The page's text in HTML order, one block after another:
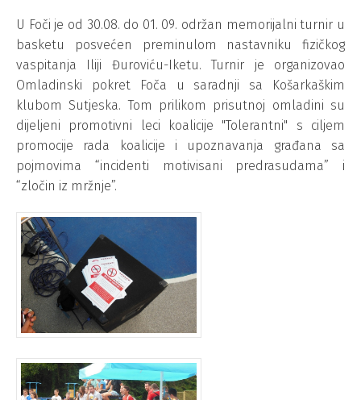
U Foči je od 30.08. do 01. 09. održan memorijalni turnir u
basketu posvećen preminulom nastavniku fizičkog
vaspitanja Iliji Đuroviću-Iketu. Turnir je organizovao
Omladinski pokret Foča u saradnji sa Košarkaškim
klubom Sutjeska. Tom prilikom prisutnoj omladini su
dijeljeni promotivni leci koalicije "Tolerantni" s ciljem
promocije rada koalicije i upoznavanja građana sa
pojmovima “incidenti motivisani predrasudama” i
“zločin iz mržnje”.